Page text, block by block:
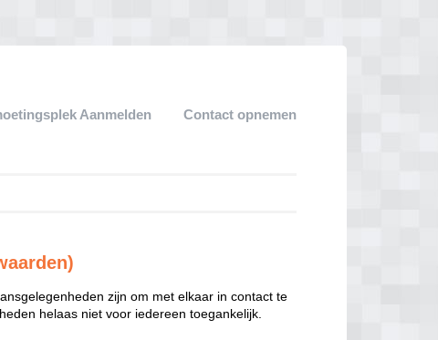
Aanmelden Contact opnemen
zijn om met elkaar in contact te
helaas niet voor iedereen toegankelijk.